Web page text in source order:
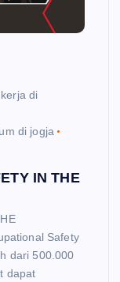
di
di jogja
IN THE
Safety
dari 500.000
dapat